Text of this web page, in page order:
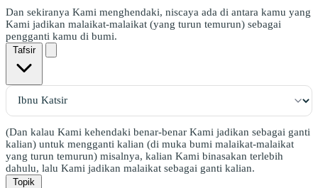
Dan sekiranya Kami menghendaki, niscaya ada di antara kamu yang
Kami jadikan malaikat-malaikat (yang turun temurun) sebagai
pengganti kamu di bumi.
Tafsir
(Dan kalau Kami kehendaki benar-benar Kami jadikan sebagai ganti
kalian) untuk mengganti kalian (di muka bumi malaikat-malaikat
yang turun temurun) misalnya, kalian Kami binasakan terlebih
dahulu, lalu Kami jadikan malaikat sebagai ganti kalian.
Topik